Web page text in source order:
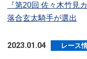
『第20回 佐々木竹見
落合玄太騎手が選出
2023.01.04 レース